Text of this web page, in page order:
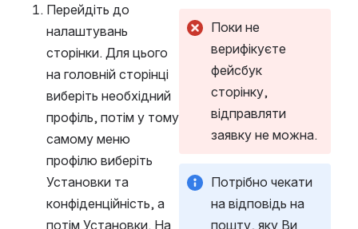
Перейдіть до
налаштувань
сторінки. Для цього
на головній сторінці
виберіть необхідний
профіль, потім у тому
самому меню
профілю виберіть
Установки та
конфіденційність, а
потім Установки. На
Поки не
верифікуєте
фейсбук
сторінку,
відправляти
заявку не можна.
Потрібно чекати
на відповідь на
пошту, яку Ви